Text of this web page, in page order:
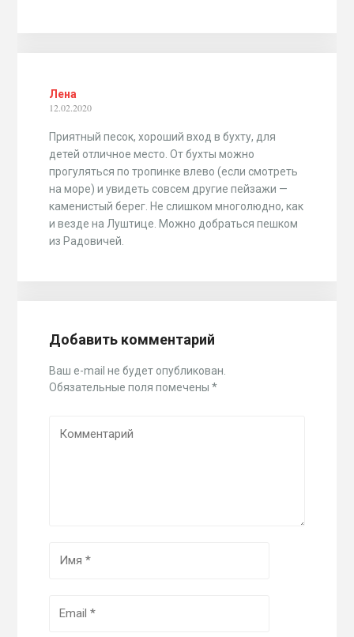
Лена
12.02.2020
Приятный песок, хороший вход в бухту, для
детей отличное место. От бухты можно
прогуляться по тропинке влево (если смотреть
на море) и увидеть совсем другие пейзажи —
каменистый берег. Не слишком многолюдно, как
и везде на Луштице. Можно добраться пешком
из Радовичей.
Добавить комментарий
Ваш e-mail не будет опубликован.
Обязательные поля помечены*